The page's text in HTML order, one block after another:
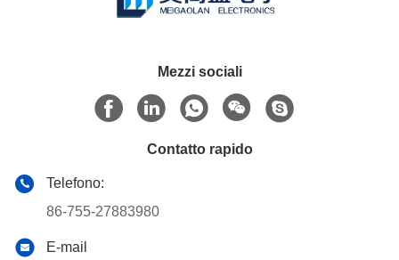
Mezzi sociali
Contatto rapido
Telefono:
86-755-27883980
E-mail